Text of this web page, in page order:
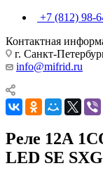
+7 (812) 98-
Контактная
г. Санкт-
info@mifrid.ru
Реле 12А
LED SE